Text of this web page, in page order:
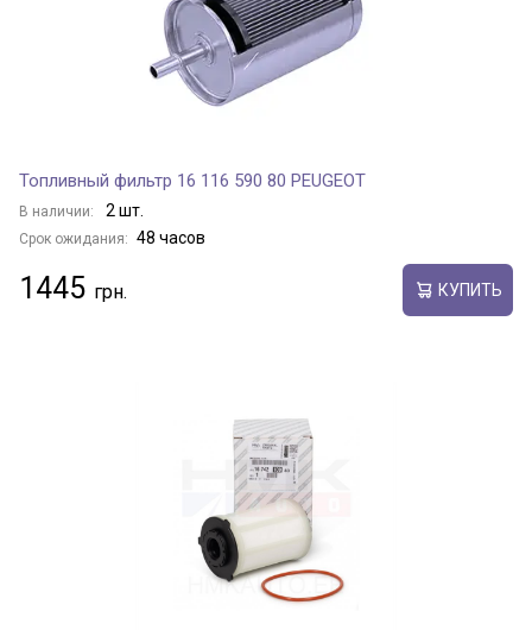
Топливный фильтр 16 116 590 80 PEUGEOT
В наличии: 2 шт.
Срок ожидания: 48 часов
1445 КУПИТЬ